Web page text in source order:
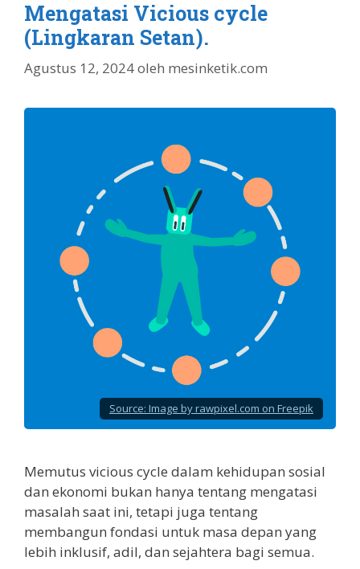
Mengatasi Vicious cycle
(Lingkaran Setan).
Agustus 12, 2024oleh mesinketik.com
Source: Image by rawpixel.com on Freepik
Memutus vicious cycle dalam kehidupan sosial
dan ekonomi bukan hanya tentang mengatasi
masalah saat ini, tetapi juga tentang
membangun fondasi untuk masa depan yang
lebih inklusif, adil, dan sejahtera bagi semua.